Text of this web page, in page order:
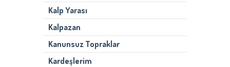
Kalp Yarası
Kalpazan
Kanunsuz Topraklar
Kardeşlerim